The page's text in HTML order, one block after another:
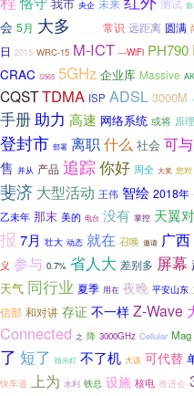
央企 未来 测试
会 5月 大多 常识 远距离 圆满
日 2015 WRC-15 M-ICT ---WiFi PH790
CRAC S565 5GHz 企业库 Massive
CQSTTDMA ISP ADSL 3000M
手册助力 高速 网络系统 或将 原理
登封市 部署 离职什么 社会 可与
售 并从 产品 追踪 你好 周全 大奖 您对
斐济 大型活动 王伟 智绘 2018年
乙未年 那末 美的 电台 没有 掌控 天翼
报 7月 壮大 动态 就在 召唤 邀请 广西
义 参与 0.7% 省人大 差别多 屏幕
天气 同行业 夏季 用在 夜晚 平安山东
信部 和对讲 存证 不一样 Z-Wave
Connected 之 降 3000GHz Cellular Mag
了 短了 指示灯 不了机 大该 可代替
快车道 上为 水利 铁总 设施 核电 推进会